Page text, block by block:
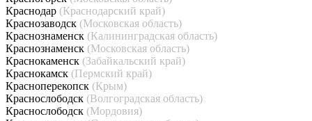
Краснодар (Краснодарский край)
Краснозаводск (Московская область)
Краснознаменск (Калининградская область)
Краснознаменск (Московская область)
Краснокаменск (Забайкальский край)
Краснокамск (Пермский край)
Красноперекопск (Крым)
Краснослободск (Волгоградская область)
Краснослободск (Мордовия)